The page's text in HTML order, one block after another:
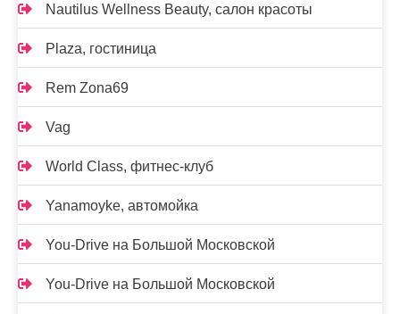
Nautilus Wellness Beauty, салон красоты
Plaza, гостиница
Rem Zona69
Vag
World Class, фитнес-клуб
Yanamoyke, автомойка
You-Drive на Большой Московской
You-Drive на Большой Московской